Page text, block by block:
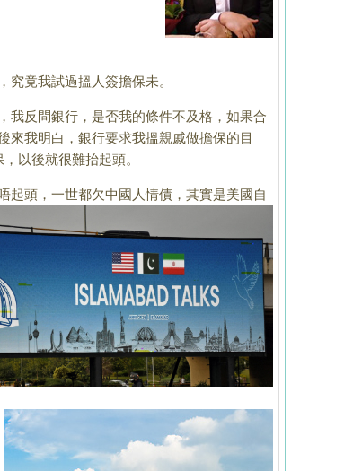
竟我試過搵人簽擔保未。
反問銀行，是否我的條件不及格，如果合
來我明白，銀行要求我搵親戚做擔保的目
以後就很難抬起頭。
起頭，一世都欠中國人情債，其實是美國自